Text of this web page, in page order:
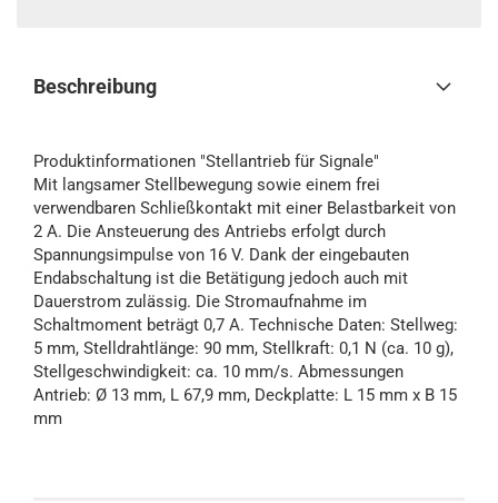
Beschreibung
Produktinformationen "Stellantrieb für Signale"
Mit langsamer Stellbewegung sowie einem frei
verwendbaren Schließkontakt mit einer Belastbarkeit von
2 A. Die Ansteuerung des Antriebs erfolgt durch
Spannungsimpulse von 16 V. Dank der eingebauten
Endabschaltung ist die Betätigung jedoch auch mit
Dauerstrom zulässig. Die Stromaufnahme im
Schaltmoment beträgt 0,7 A. Technische Daten: Stellweg:
5 mm, Stelldrahtlänge: 90 mm, Stellkraft: 0,1 N (ca. 10 g),
Stellgeschwindigkeit: ca. 10 mm/s. Abmessungen
Antrieb: Ø 13 mm, L 67,9 mm, Deckplatte: L 15 mm x B 15
mm